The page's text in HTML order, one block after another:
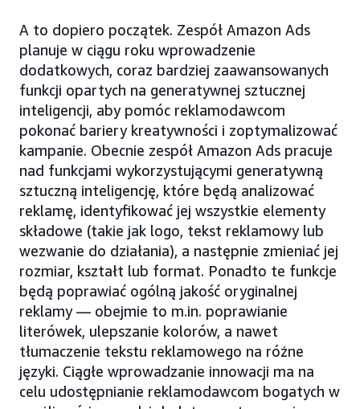
A to dopiero początek. Zespół Amazon Ads
planuje w ciągu roku wprowadzenie
dodatkowych, coraz bardziej zaawansowanych
funkcji opartych na generatywnej sztucznej
inteligencji, aby pomóc reklamodawcom
pokonać bariery kreatywności i zoptymalizować
kampanie. Obecnie zespół Amazon Ads pracuje
nad funkcjami wykorzystującymi generatywną
sztuczną inteligencję, które będą analizować
reklamę, identyfikować jej wszystkie elementy
składowe (takie jak logo, tekst reklamowy lub
wezwanie do działania), a następnie zmieniać jej
rozmiar, kształt lub format. Ponadto te funkcje
będą poprawiać ogólną jakość oryginalnej
reklamy — obejmie to m.in. poprawianie
literówek, ulepszanie kolorów, a nawet
tłumaczenie tekstu reklamowego na różne
języki. Ciągłe wprowadzanie innowacji ma na
celu udostępnianie reklamodawcom bogatych w